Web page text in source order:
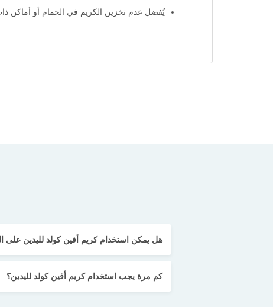
يُفضل عدم تخزين الكريم في الحمام أو أماكن
هل يمكن استخدام كريم أفين كولد لليدين على
كم مرة يجب استخدام كريم أفين كولد لليدين؟